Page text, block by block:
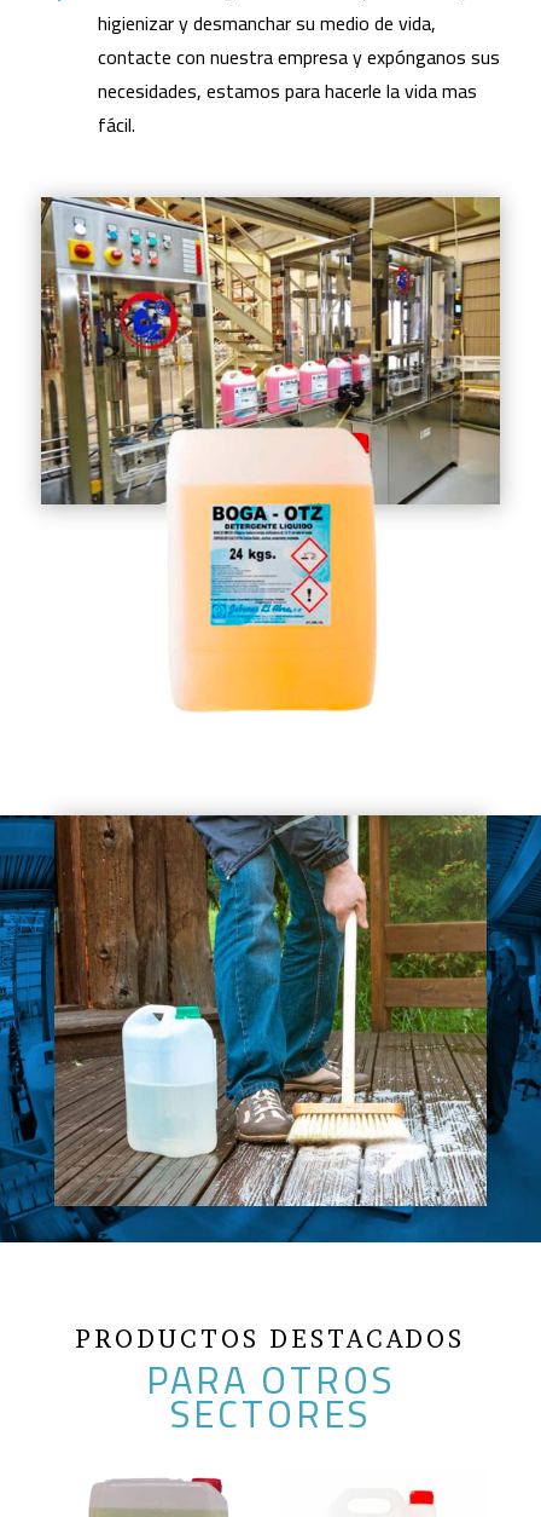
higienizar y desmanchar su medio de vida,
contacte con nuestra empresa y expónganos sus
necesidades, estamos para hacerle la vida mas
fácil.
PRODUCTOS DESTACADOS
PARA OTROS
SECTORES